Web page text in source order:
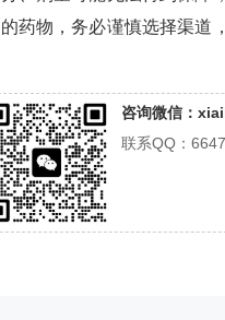
药物，务必谨慎选择渠
咨询微信：
联系QQ：